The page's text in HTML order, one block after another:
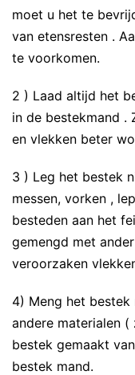
moet u het te
van etensresten .
te voorkomen.
2 ) Laad altijd het
in de bestekmand .
en vlekken beter
3 ) Leg het bestek
messen, vorken ,
besteden aan het
gemengd met
veroorzaken
4) Meng het
andere materialen
bestek gemaakt
bestek mand.